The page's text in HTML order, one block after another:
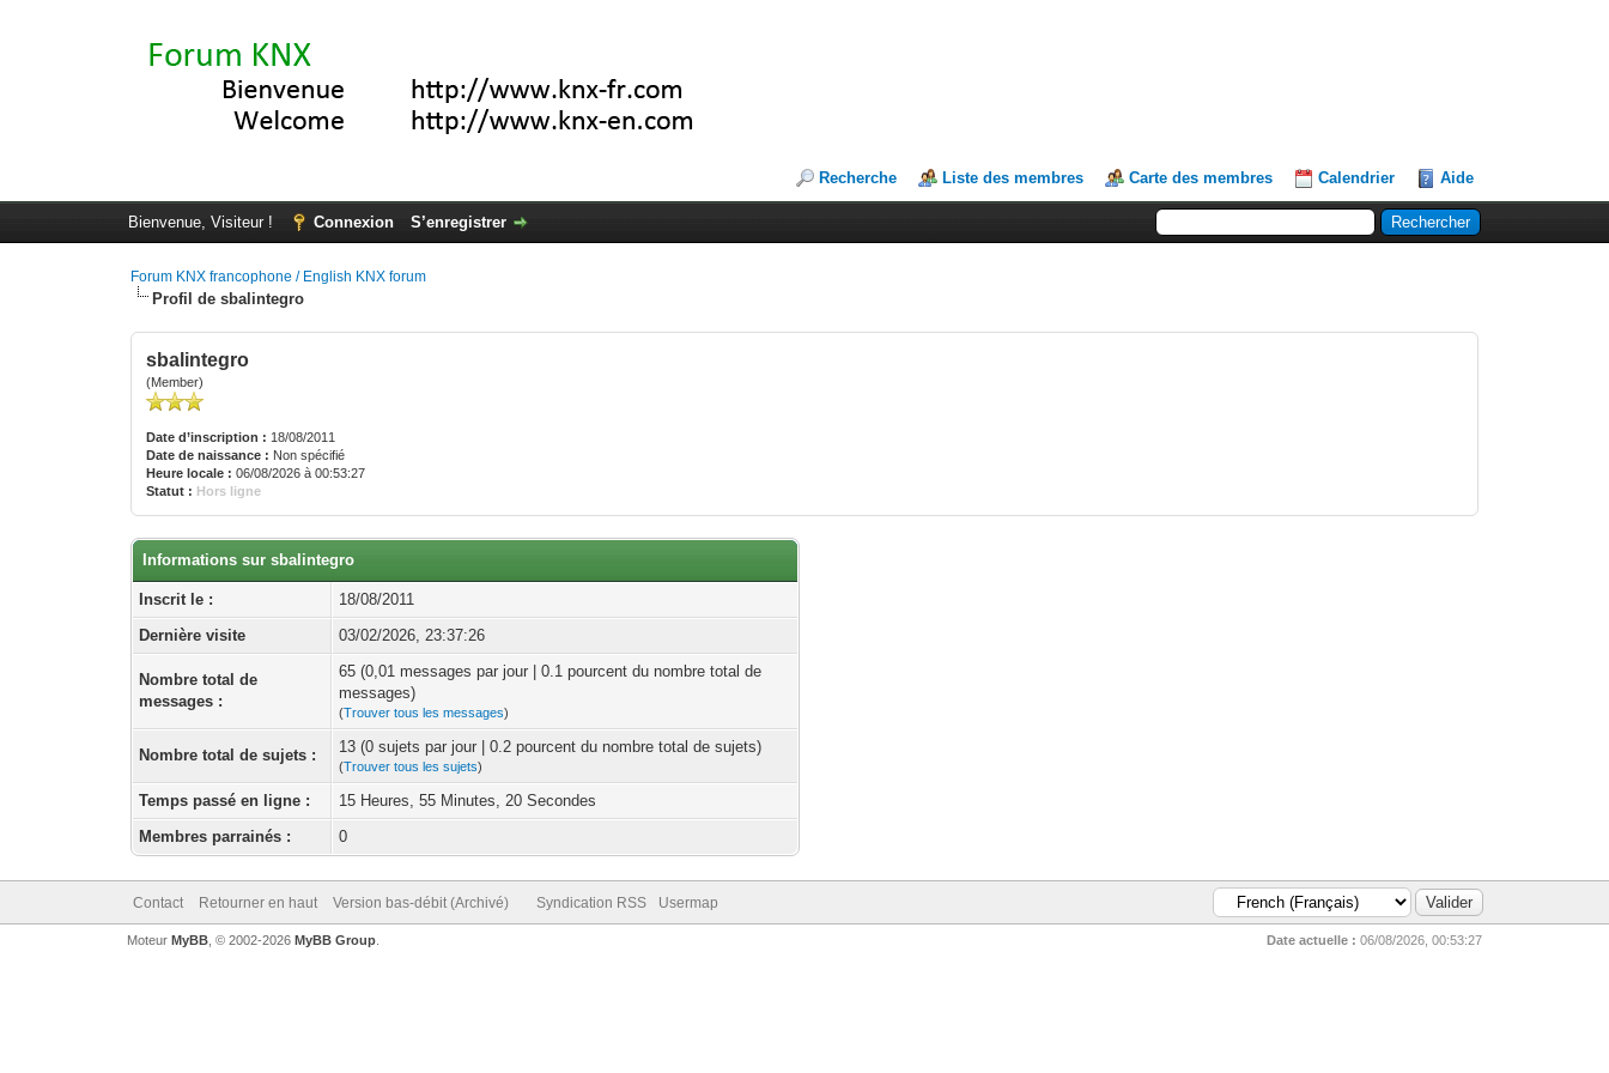
Recherche Liste des membres Carte des membres Calendrier Aide
Bienvenue, Visiteur ! Connexion S’enregistrer
Forum KNX francophone / English KNX forum
Profil de sbalintegro
sbalintegro
(Member)
Date d’inscription : 18/08/2011
Date de naissance : Non spécifié
Heure locale : 06/08/2026 à 00:53:27
Statut : Hors ligne
Informations sur sbalintegro
Inscrit le :
18/08/2011
Dernière visite
03/02/2026, 23:37:26
Nombre total de
messages :
65 (0,01 messages par jour | 0.1 pourcent du nombre total de
messages)
(Trouver tous les messages)
Nombre total de sujets : 13 (0 sujets par jour | 0.2 pourcent du nombre total de sujets)
(Trouver tous les sujets)
Temps passé en ligne :
15 Heures, 55 Minutes, 20 Secondes
Membres parrainés :
0
Contact Retourner en haut Version bas-débit (Archivé) Syndication RSS Usermap
Date actuelle : 06/08/2026, 00:53:27
Moteur MyBB, © 2002-2026 MyBB Group.